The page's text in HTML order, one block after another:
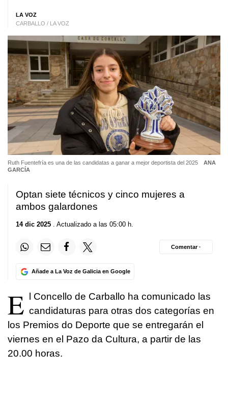
LA VOZ
CARBALLO / LA VOZ
Ruth Fuentefría es una de las candidatas a ganar a mejor deportista del 2025
ANA
GARCÍA
Optan siete técnicos y cinco mujeres a
ambos galardones
14 dic 2025 . Actualizado a las 05:00 h.
Añade a La Voz de Galicia en Google
Comentar ·
E
l Concello de Carballo ha comunicado las
candidaturas para otras dos categorías en
los Premios do Deporte que se entregarán el
viernes en el Pazo da Cultura, a partir de las
20.00 horas.